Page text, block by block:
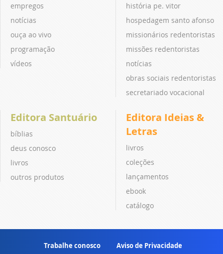
empregos
notícias
ouça ao vivo
programação
vídeos
história pe. vitor
hospedagem santo afonso
missionários redentoristas
missões redentoristas
notícias
obras sociais redentoristas
secretariado vocacional
Editora Santuário
bíblias
deus conosco
livros
outros produtos
Editora Ideias &
Letras
livros
coleções
lançamentos
ebook
catálogo
Trabalhe conosco Aviso de Privacidade